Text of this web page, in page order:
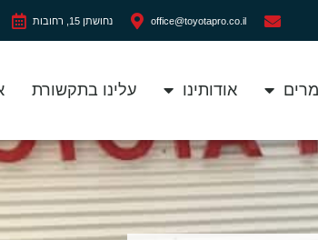
office@toyotapro.co.il נחושתן 15, רחובות
אודותינו עלינו בתקשורת